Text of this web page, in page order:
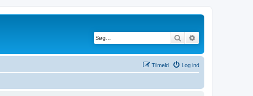
Søg
Log ind
Tilmeld